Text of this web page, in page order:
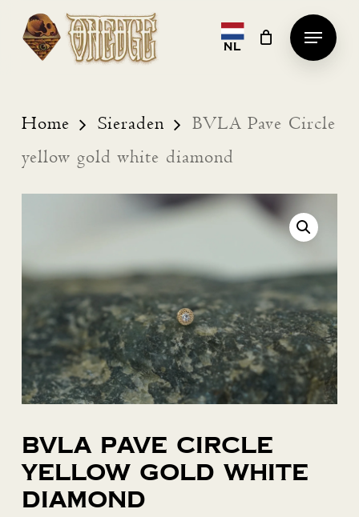
Skip
content
NL
Menu
Home Sieraden
BVLA Pave Circle
yellow gold white diamond
BVLA Pave Circle
yellow gold white
diamond